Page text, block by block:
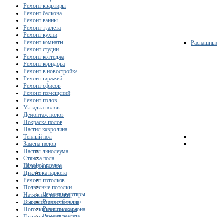
Ремонт/отделка
Ремонт квартиры
Ремонт балкона
Ремонт ванны
Ремонт квартиры
Ремонт балкона
Ремонт ванны
Ремонт туалета
Ремонт кухни
Ремонт комнаты
Ремонт студии
Ремонт коттеджа
Ремонт коридора
Ремонт в новостройке
Ремонт гаражей
Ремонт офисов
Ремонт помещений
Ремонт полов
Укладка полов
Демонтаж полов
Покраска полов
Настил ковролина
Теплый пол
Замена полов
Настил линолеума
Стяжка пола
Шлифовка пола
Циклевка паркета
Ремонт потолков
Подвесные потолки
Натяжные потолки
Выравнивание потолка
Потолки из гипсокартона